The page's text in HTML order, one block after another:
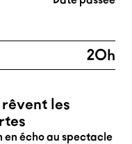
20h
les
en écho au spectacle